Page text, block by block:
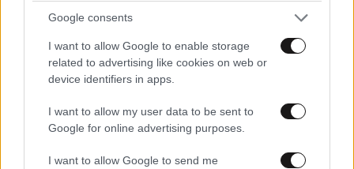
Google consents
I want to allow Google to enable storage
related to advertising like cookies on web or
device identifiers in apps.
I want to allow my user data to be sent to
Google for online advertising purposes.
I want to allow Google to send me